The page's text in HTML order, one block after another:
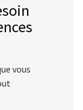
vous